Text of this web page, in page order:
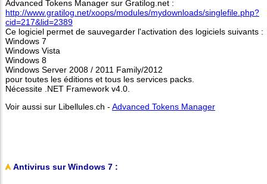
Advanced Tokens Manager sur Gratilog.net :
http://www.gratilog.net/xoops/modules/mydownloads/singlefile.php?
cid=217&lid=2389
Ce logiciel permet de sauvegarder l'activation des logiciels suivants :
Windows 7
Windows Vista
Windows 8
Windows Server 2008 / 2011 Family/2012
pour toutes les éditions et tous les services packs.
Nécessite .NET Framework v4.0.
Voir aussi sur Libellules.ch - Advanced Tokens Manager
Antivirus sur Windows 7 :